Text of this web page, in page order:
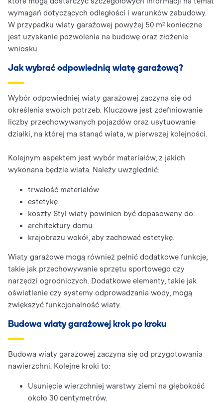
wymagań dotyczących odległości i warunków zabudowy.
W przypadku wiaty garażowej powyżej 50 m² konieczne
jest uzyskanie pozwolenia na budowę oraz złożenie
wniosku.
Jak wybrać odpowiednią wiatę garażową?
Wybór odpowiedniej wiaty garażowej zaczyna się od
określenia swoich potrzeb. Kluczowe jest zdefiniowanie
liczby przechowywanych pojazdów oraz usytuowanie
działki, na której ma stanąć wiata, w pierwszej kolejności.
Kolejnym aspektem jest wybór materiałów, z jakich
wykonana będzie wiata. Należy uwzględnić:
trwałość materiałów
estetykę
koszty Styl wiaty powinien być dopasowany do:
architektury domu
krajobrazu wokół, aby zachować estetykę.
Wiaty garażowe mogą również pełnić dodatkowe funkcje,
takie jak przechowywanie sprzętu sportowego czy
narzędzi ogrodniczych. Dodatkowe elementy, takie jak
oświetlenie czy systemy odprowadzania wody, mogą
zwiększyć funkcjonalność wiaty.
Budowa wiaty garażowej krok po kroku
Budowa wiaty garażowej zaczyna się od przygotowania
nawierzchni. Kolejne kroki to:
Usunięcie wierzchniej warstwy ziemi na głębokość
około 30 centymetrów.